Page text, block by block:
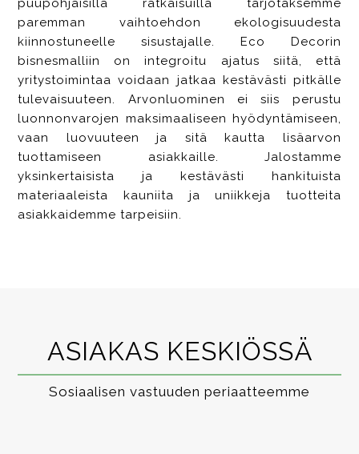
puupohjaisilla ratkaisuilla tarjotaksemme
paremman vaihtoehdon ekologisuudesta
kiinnostuneelle sisustajalle. Eco Decorin
bisnesmalliin on integroitu ajatus siitä, että
yritystoimintaa voidaan jatkaa kestävästi pitkälle
tulevaisuuteen. Arvonluominen ei siis perustu
luonnonvarojen maksimaaliseen hyödyntämiseen,
vaan luovuuteen ja sitä kautta lisäarvon
tuottamiseen asiakkaille. Jalostamme
yksinkertaisista ja kestävästi hankituista
materiaaleista kauniita ja uniikkeja tuotteita
asiakkaidemme tarpeisiin.
ASIAKAS KESKIÖSSÄ
Sosiaalisen vastuuden periaatteemme